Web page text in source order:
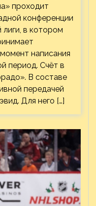
проходит
конференции
лиги, в котором
написания
период. Счёт в
В составе
передачей
Для него […]